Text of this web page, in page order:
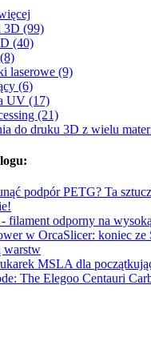
3D (99)
(40)
laserowe (9)
(6)
UV (17)
(21)
do druku 3D z wielu
podpór PETG? Ta
filament odporny na
w OrcaSlicer: koniec ze
warstw
MSLA dla
The Elegoo Centauri